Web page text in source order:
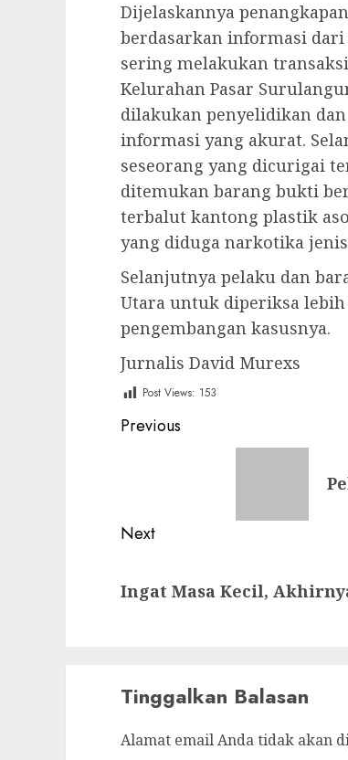
Dijelaskannya
berdasarkan informasi dari
sering melakukan
Kelurahan Pasar
dilakukan penyelidikan
informasi yang akurat.
seseorang yang dicurigai
ditemukan barang bukti
terbalut kantong plastik
yang diduga narkotika
Selanjutnya pelaku dan
Utara untuk diperiksa
pengembangan kasusnya.
Jurnalis David Murexs
Post Views: 153
Post
navigation
Previous
Next
post:
Ingat Masa Kecil,
Tinggalkan Balasan
Alamat email Anda tidak akan